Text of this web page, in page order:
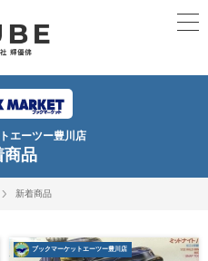
エーツー豊川店
商品
新着商品
ブックマーケットエーツー豊川店